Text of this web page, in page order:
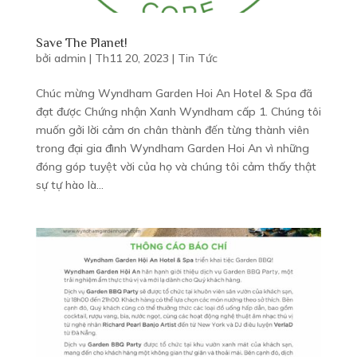
Save The Planet!
bởi admin | Th11 20, 2023 | Tin Tức
Chúc mừng Wyndham Garden Hoi An Hotel & Spa đã
đạt được Chứng nhận Xanh Wyndham cấp 1. Chúng tôi
muốn gởi lời cảm ơn chân thành đến từng thành viên
trong đại gia đình Wyndham Garden Hoi An vì những
đóng góp tuyệt vời của họ và chúng tôi cảm thấy thật
sự tự hào là...
An stepovers, enjoy your stay at one of our elegantly designed
high quality guest room interiors and furnishings which present
a harmonious fusion of antique elegance and modern style.

TRIPADVISOR
#8
AMENITIES
Pool Bar with 20 chairs at the outdoor swimming pool
(120 m2)
State-of-the-art Gymnasium
An stepovers, enjoy your stay at one of our elegantly designed
high quality guest room interiors and furnishings which present
a harmonious fusion of antique elegance and modern style.

TRIPADVISOR
#8
AMENITIES
Pool Bar with 20 chairs at the outdoor swimming pool
(120 m2)
State-of-the-art Gymnasium